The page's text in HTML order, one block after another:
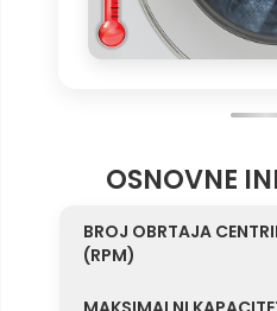
OSNOVNE
BROJ OBRTAJA
(RPM)